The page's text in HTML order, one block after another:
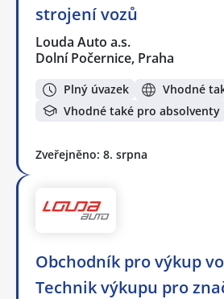
strojení vozů
Louda Auto a.s.
Dolní Počernice, Praha
Plný úvazek
Vhodné
Vhodné také pro absolventy
Zveřejněno: 8. srpna
Obchodník pro výkup
Technik výkupu pro